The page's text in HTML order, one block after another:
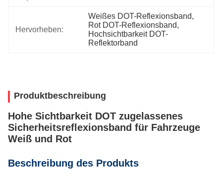
Hervorheben:
Weißes DOT-Reflexionsband,
Rot DOT-Reflexionsband,
Hochsichtbarkeit DOT-
Reflektorband
Produktbeschreibung
Hohe Sichtbarkeit DOT zugelassenes
Sicherheitsreflexionsband für Fahrzeuge
Weiß und Rot
Beschreibung des Produkts